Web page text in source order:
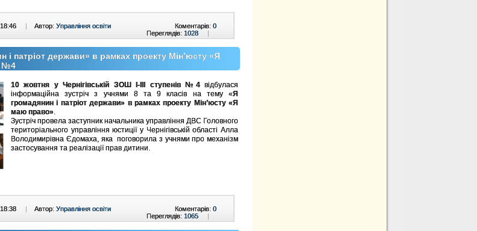
| Автор: Управління освіти Коментарів: 0
Переглядів: 1028 |
і патріот держави» в рамках проекту Мін’юсту «Я
№4
10 жовтня у Чернігівській ЗОШ І-ІІІ ступенів №4відбулася
інформаційна зустріч з учнями 8 та 9 класів на тему «Я
громадянин і патріот держави» в рамках проекту Мін’юсту «Я
маю право».
Зустріч провела заступник начальника управління ДВС Головного
територіального управління юстиції у Чернігівській області Алла
Володимирівна Єдомаха, яка поговорила з учнями про механізм
застосування та реалізації прав дитини.
| Автор: Управління освіти Коментарів: 0
Переглядів: 1065 |